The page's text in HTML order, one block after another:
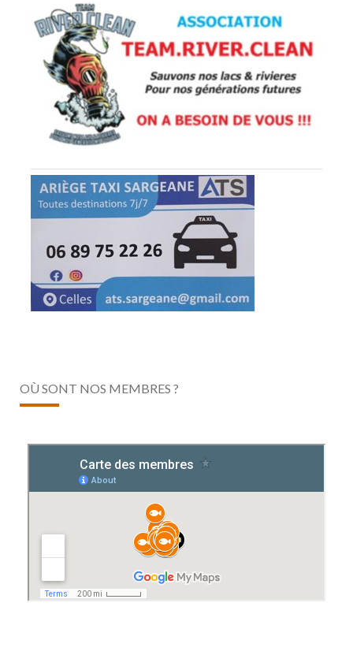
OÙ SONT NOS MEMBRES ?